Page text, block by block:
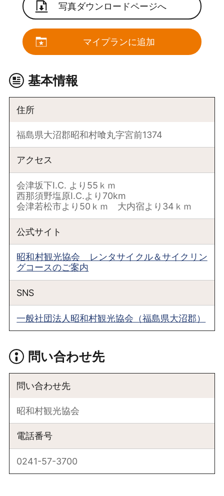
写真ダウンロードページへ
マイプランに追加
基本情報
住所
福島県大沼郡昭和村喰丸字宮前1374
アクセス
会津坂下I.C. より55ｋｍ
西那須野塩原I.C.より70km
会津若松市より50ｋｍ 大内宿より34ｋｍ
公式サイト
昭和村観光協会 レンタサイクル＆サイクリン
グコースのご案内
SNS
一般社団法人昭和村観光協会（福島県大沼郡）
問い合わせ先
問い合わせ先
昭和村観光協会
電話番号
0241-57-3700